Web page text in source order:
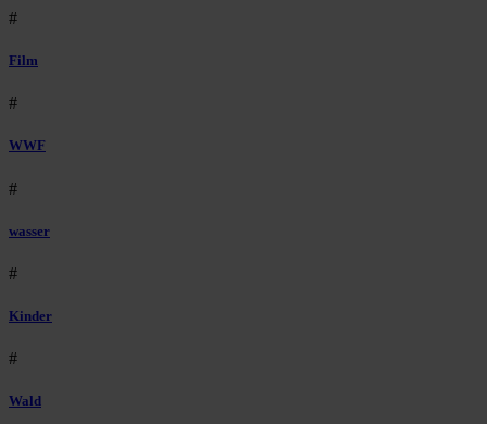
#
Film
#
WWF
#
wasser
#
Kinder
#
Wald